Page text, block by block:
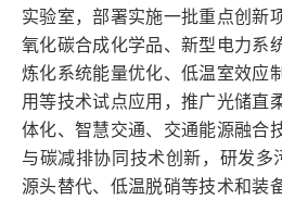
实验室，部署实施一批重点创新
氧化碳合成化学品、新型电力系
炼化系统能量优化、低温室效应
用等技术试点应用，推广光储直
体化、智慧交通、交通能源融合
与碳减排协同技术创新，研发多
源头替代、低温脱硝等技术和装